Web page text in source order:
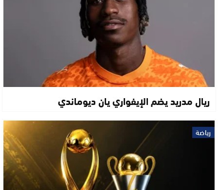
ريال مدريد يضم الإيفواري يان ديوماندي
رياضة